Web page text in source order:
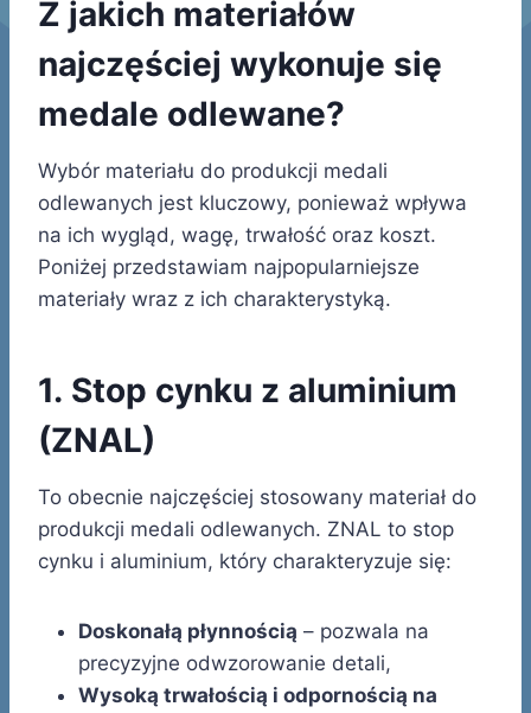
Z jakich materiałów
najczęściej wykonuje się
medale odlewane?
Wybór materiału do produkcji medali
odlewanych jest kluczowy, ponieważ wpływa
na ich wygląd, wagę, trwałość oraz koszt.
Poniżej przedstawiam najpopularniejsze
materiały wraz z ich charakterystyką.
1. Stop cynku z aluminium
(ZNAL)
To obecnie najczęściej stosowany materiał do
produkcji medali odlewanych. ZNAL to stop
cynku i aluminium, który charakteryzuje się:
Doskonałą płynnością – pozwala na
precyzyjne odwzorowanie detali,
Wysoką trwałością i odpornością na